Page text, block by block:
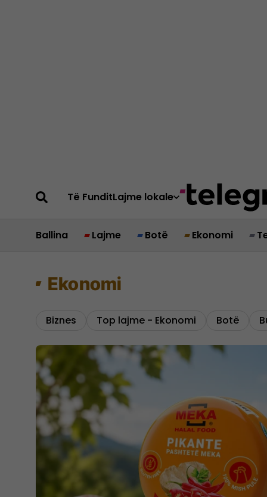
Të FunditLajme lokale
Ballina Lajme Botë Ekonomi
Ekonomi
Biznes Top lajme - Ekonomi Botë